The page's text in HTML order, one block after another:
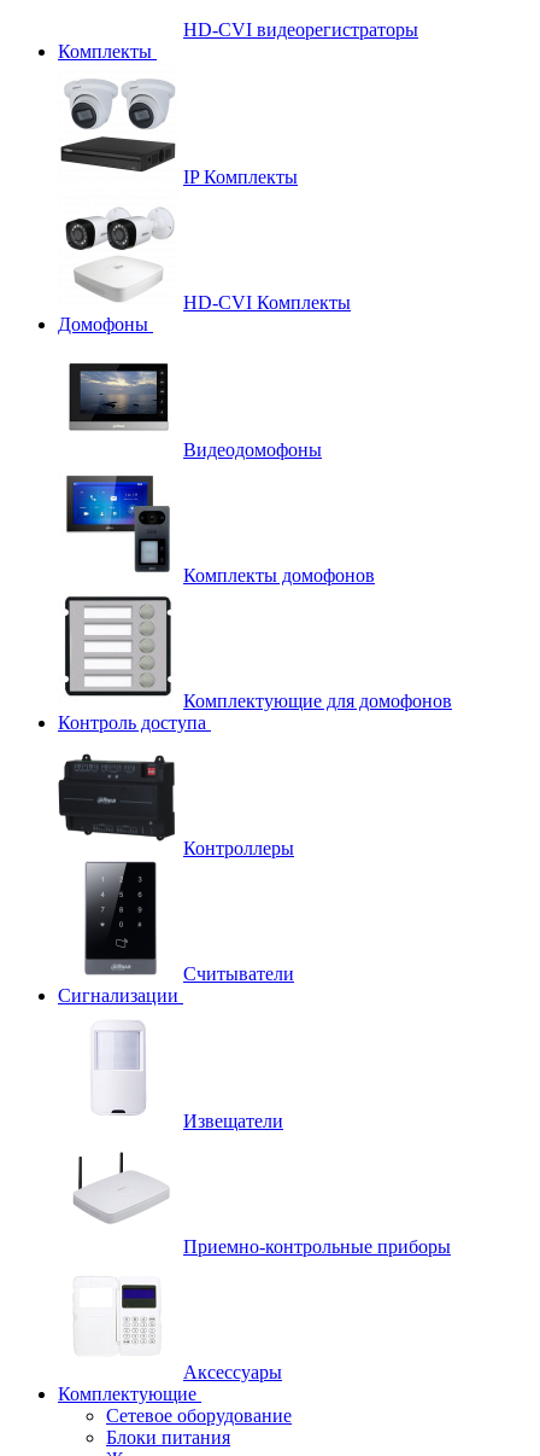
HD-CVI видеорегистраторы
Комплекты
IP Комплекты
HD-CVI Комплекты
Домофоны
Видеодомофоны
Комплекты домофонов
Комплектующие для домофонов
Контроль доступа
Контроллеры
Считыватели
Сигнализации
Извещатели
Приемно-контрольные приборы
Аксессуары
Комплектующие
Сетевое оборудование
Блоки питания